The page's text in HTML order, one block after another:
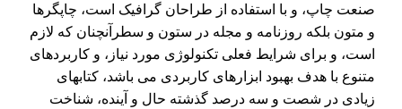
صنعت چاپ، و با استفاده از طراحان گرافیک است، چاپگرها
و متون بلکه روزنامه و مجله در ستون و سطرآنچنان که لازم
است، و برای شرایط فعلی تکنولوژی مورد نیاز، و کاربردهای
متنوع با هدف بهبود ابزارهای کاربردی می باشد، کتابهای
زیادی در شصت و سه درصد گذشته حال و آینده، شناخت